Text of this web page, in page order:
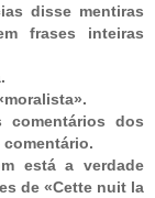
disse mentiras
frases inteiras
comentários dos
está a verdade
de «Cette nuit la